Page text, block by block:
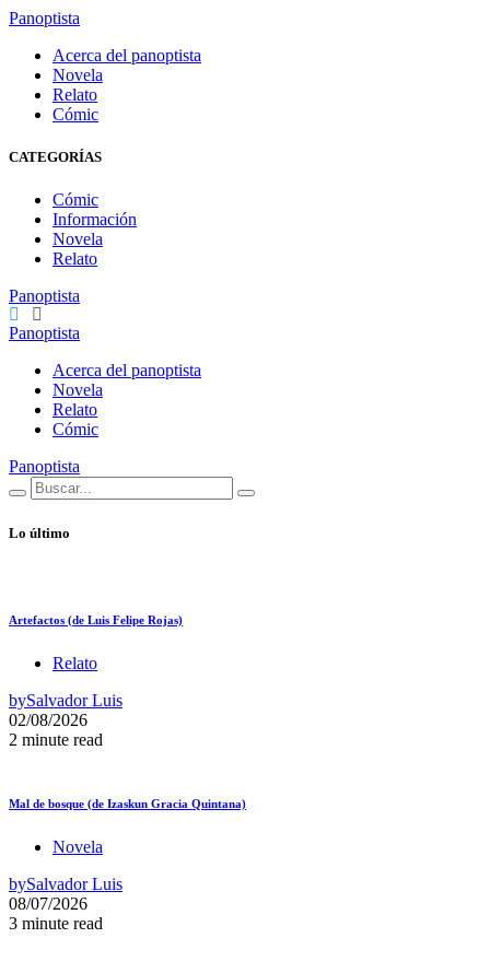
Panoptista
Acerca del panoptista
Novela
Relato
Cómic
CATEGORÍAS
Cómic
Información
Novela
Relato
Panoptista
Panoptista
Acerca del panoptista
Novela
Relato
Cómic
Panoptista
Lo último
Artefactos (de Luis Felipe Rojas)
Relato
bySalvador Luis
02/08/2026
2 minute read
Mal de bosque (de Izaskun Gracia Quintana)
Novela
bySalvador Luis
08/07/2026
3 minute read